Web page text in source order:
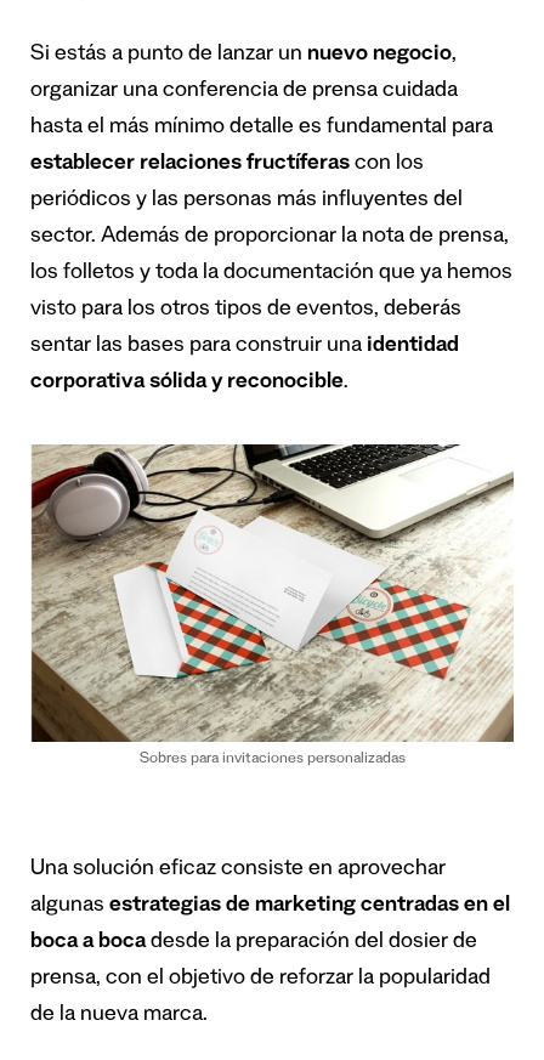
Si estás a punto de lanzar un nuevo negocio,
organizar una conferencia de prensa cuidada
hasta el más mínimo detalle es fundamental para
establecer relaciones fructíferas con los
periódicos y las personas más influyentes del
sector. Además de proporcionar la nota de prensa,
los folletos y toda la documentación que ya hemos
visto para los otros tipos de eventos, deberás
sentar las bases para construir una identidad
corporativa sólida y reconocible.
Sobres para invitaciones personalizadas
Una solución eficaz consiste en aprovechar
algunas estrategias de marketing centradas en el
boca a bocadesde la preparación del dosier de
prensa, con el objetivo de reforzar la popularidad
de la nueva marca.